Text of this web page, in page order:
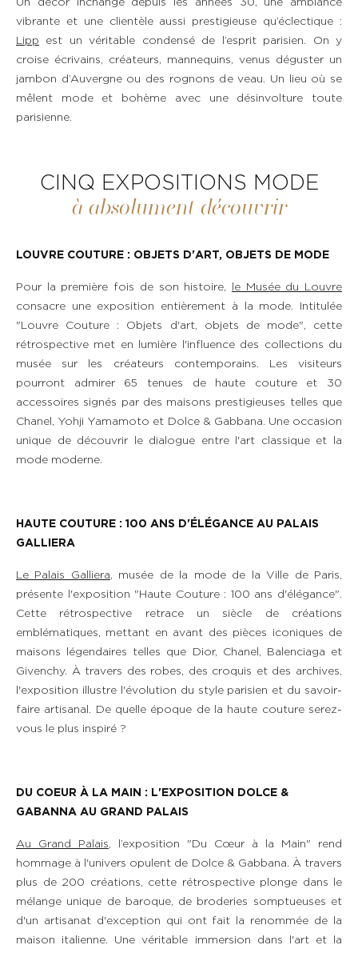
Un décor inchangé depuis les années 30, une ambiance
vibrante et une clientèle aussi prestigieuse qu’éclectique :
Lipp est un véritable condensé de l’esprit parisien. On y
croise écrivains, créateurs, mannequins, venus déguster un
jambon d’Auvergne ou des rognons de veau. Un lieu où se
mêlent mode et bohème avec une désinvolture toute
parisienne.
CINQ EXPOSITIONS MODE
à absolument découvrir
LOUVRE COUTURE : OBJETS D'ART, OBJETS DE MODE
Pour la première fois de son histoire,
le Musée du Louvre
consacre une exposition entièrement à la mode. Intitulée
"Louvre Couture : Objets d'art, objets de mode", cette
rétrospective met en lumière l'influence des collections du
musée sur les créateurs contemporains. Les visiteurs
pourront admirer 65 tenues de haute couture et 30
accessoires signés par des maisons prestigieuses telles que
Chanel, Yohji Yamamoto et Dolce & Gabbana. Une occasion
unique de découvrir le dialogue entre l'art classique et la
mode moderne.
HAUTE COUTURE : 100 ANS D' É L ÉGANCE AU PALAIS
GALLIERA
Le Palais Galliera, musée de la mode de la Ville de Paris,
présente l'exposition "Haute Couture : 100 ans d'élégance".
Cette rétrospective retrace un siècle de créations
emblématiques, mettant en avant des pièces iconiques de
maisons légendaires telles que Dior, Chanel, Balenciaga et
Givenchy. À travers des robes, des croquis et des archives,
l'exposition illustre l'évolution du style parisien et du savoir-
faire artisanal. De quelle époque de la haute couture serez-
vous le plus inspiré ?
DU COEUR À LA MAIN : L'EXPOSITION DOLCE &
GABANNA AU GRAND PALAIS
Au Grand Palais, l’exposition "Du Cœur à la Main" rend
hommage à l'univers opulent de Dolce & Gabbana. À travers
plus de 200 créations, cette rétrospective plonge dans le
mélange unique de baroque, de broderies somptueuses et
d'un artisanat d'exception qui ont fait la renommée de la
maison italienne. Une véritable immersion dans l'art et la